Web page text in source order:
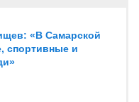
«В Самарской
спортивные и